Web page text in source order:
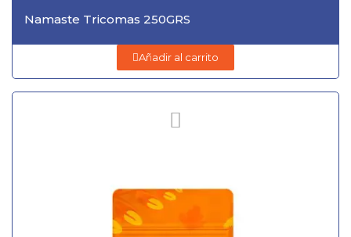
Namaste Tricomas 250GRS
Añadir al carrito